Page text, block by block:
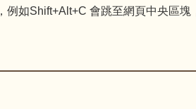
如Shift+Alt+C 會跳至網頁中央區塊